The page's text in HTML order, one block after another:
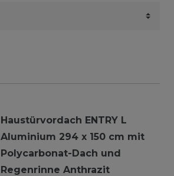
Haustürvordach ENTRY L
Aluminium 294 x 150 cm mit
Polycarbonat-Dach und
Regenrinne Anthrazit